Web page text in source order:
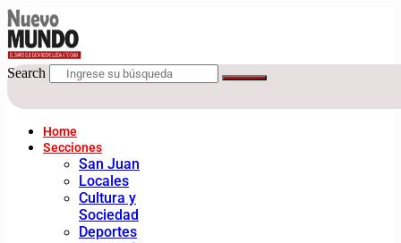
Search
Home
Secciones
San Juan
Locales
Cultura y
Sociedad
Deportes